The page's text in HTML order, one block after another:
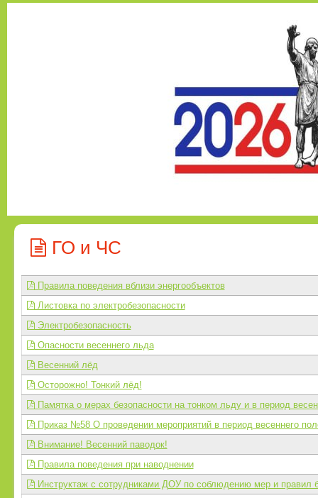
ГО и ЧС
Правила поведения вблизи энергообъектов
Листовка по электробезопасности
Электробезопасность
Опасности весеннего льда
Весенний лёд
Осторожно! Тонкий лёд!
Памятка о мерах безопасности на тонком льду и в период
Приказ №58 О проведении мероприятий в период весеннего
Внимание! Весенний паводок!
Правила поведения при наводнении
Инструктаж с сотрудниками ДОУ по соблюдению мер и правил